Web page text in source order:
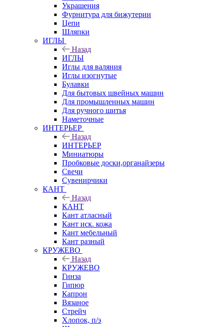
Украшения
Фурнитура для бижутерии
Цепи
Шляпки
ИГЛЫ
Назад
ИГЛЫ
Иглы для валяния
Иглы изогнутые
Булавки
Для бытовых швейных машин
Для промышленных машин
Для ручного шитья
Наметочные
ИНТЕРЬЕР
Назад
ИНТЕРЬЕР
Миниатюры
Пробковые доски,органайзеры
Свечи
Сувенирчики
КАНТ
Назад
КАНТ
Кант атласный
Кант иск. кожа
Кант мебельный
Кант разный
КРУЖЕВО
Назад
КРУЖЕВО
Гинза
Гипюр
Капрон
Вязаное
Стрейч
Хлопок, п/э